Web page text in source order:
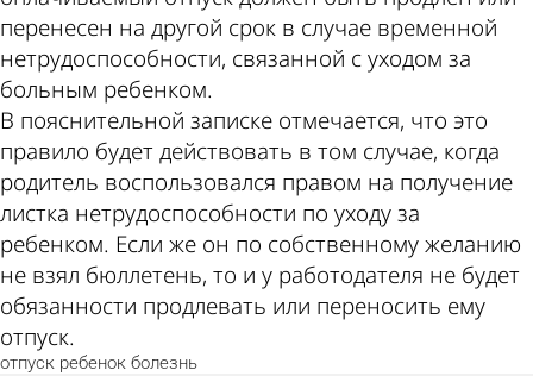
перенесен на другой срок в случае временной
нетрудоспособности, связанной с уходом за
больным ребенком.
В пояснительной записке отмечается, что это
правило будет действовать в том случае, когда
родитель воспользовался правом на получение
листка нетрудоспособности по уходу за
ребенком. Если же он по собственному желанию
не взял бюллетень, то и у работодателя не будет
обязанности продлевать или переносить ему
отпуск.
отпуск ребенок болезнь